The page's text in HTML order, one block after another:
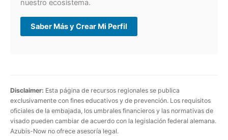
nuestro ecosistema.
Saber Más y Crear Mi Perfil
Disclaimer: Esta página de recursos regionales se publica
exclusivamente con fines educativos y de prevención. Los requisitos
oficiales de la embajada, los umbrales financieros y las normativas de
visado pueden cambiar de acuerdo con la legislación federal alemana.
Azubis-Now no ofrece asesoría legal.